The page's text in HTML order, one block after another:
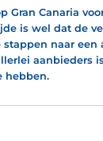
Gran Canaria
is wel dat de
naar een
aanbieders
hebben.